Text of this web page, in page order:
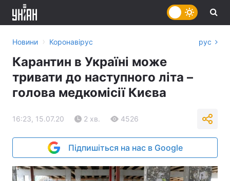
Новини › Коронавірус рус
Карантин в Україні може
тривати до наступного літа –
голова медкомісії Києва
16:23, 15.07.20 2 хв. 4526
Підпишіться на нас в Google